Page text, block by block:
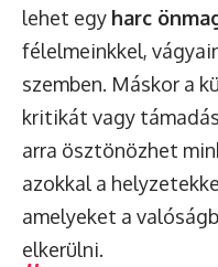
lehet egy harc
félelmeinkkel,
szemben. Máskor a
kritikát vagy
arra ösztönözhet
azokkal a
amelyeket a
elkerülni.